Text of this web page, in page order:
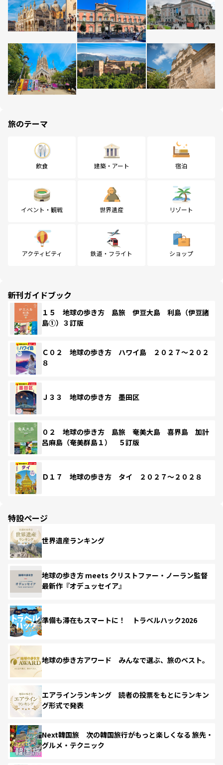
旅のテーマ
飲食 建築・アート 宿泊
イベント・観戦 世界遺産 リゾート
アクティビティ 鉄道・フライト ショップ
新刊ガイドブック
１５ 地球の歩き方 島旅 伊豆大島 利島（伊豆諸
島①）３訂版
Ｃ０２ 地球の歩き方 ハワイ島 ２０２７～２０２
８
Ｊ３３ 地球の歩き方 墨田区
０２ 地球の歩き方 島旅 奄美大島 喜界島 加計
呂麻島（奄美群島１） ５訂版
Ｄ１７ 地球の歩き方 タイ ２０２７～２０２８
特設ページ
世界遺産ランキング
地球の歩き方 meets クリストファー・ノーラン監督
最新作『オデュッセイア』
準備も滞在もスマートに！ トラベルハック2026
地球の歩き方アワード みんなで選ぶ、旅のベスト。
エアラインランキング 読者の投票をもとにランキン
グ形式で発表
Next韓国旅 次の韓国旅行がもっと楽しくなる 旅先・
グルメ・テクニック